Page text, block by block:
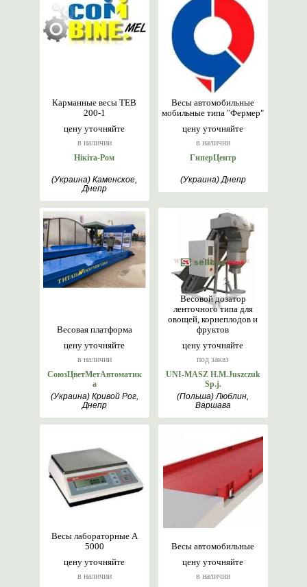
цену уточняйте
в наличии
Карманные весы ТЕВ
200-1
Нікіта-Ром
(Украина) Каменское,
Днепр
цену уточняйте
в наличии
Весы автомобильные
мобильные типа "Фермер"
ГиперЦентр
(Украина) Днепр
цену уточняйте
в наличии
Весовая платформа
СоюзЦветМетАвтоматик
а
(Украина) Кривой Рог,
Днепр
цену уточняйте
под заказ
Весовой дозатор
ленточного типа для
овощей, корнеплодов и
фруктов
UNI-MASZ H.M.Juszczuk
Sp.j.
(Польша) Люблин,
Варшава
цену уточняйте
в наличии
Весы лабораторные A
5000
цену уточняйте
в наличии
Весы автомобильные